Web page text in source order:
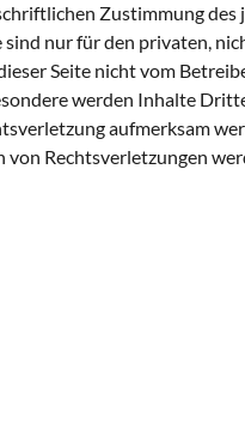
Zustimmung des
nur für den privaten,
Seite nicht vom
werden Inhalte
aufmerksam
von Rechtsverletzungen